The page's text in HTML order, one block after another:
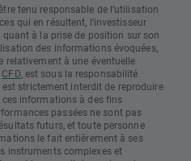
tenu responsable de l’utilisation
qui en résultent, l’investisseur
à la prise de position sur son
des informations évoquées,
relativement à une éventuelle
CFD, est sous la responsabilité
strictement interdit de reproduire
informations à des fins
passées ne sont pas
futurs, et toute personne
le fait entièrement à ses
instruments complexes et